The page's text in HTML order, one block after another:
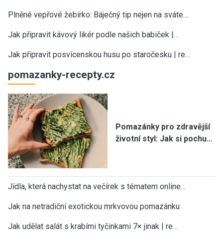
Plněné vepřové žebírko: Báječný tip nejen na sváte…
Jak připravit kávový likér podle našich babiček |…
Jak připravit posvícenskou husu po staročesku | re…
pomazanky-recepty.cz
Pomazánky pro zdravější
životní styl: Jak si pochu…
Jídla, která nachystat na večírek s tématem online…
Jak na netradiční exotickou mrkvovou pomazánku
Jak udělat salát s krabími tyčinkami 7× jinak | re…